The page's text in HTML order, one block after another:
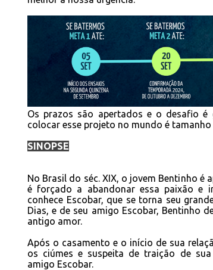
Os prazos são apertados e o desafio é
colocar esse projeto no mundo é
SINOPSE
No Brasil do séc. XIX, o jovem Bentinho é
é forçado a abandonar essa paixão e
conhece Escobar, que se torna seu
Dias, e de seu amigo Escobar, Bentinho
antigo amor.
Após o casamento e o início de sua
os ciúmes e suspeita de traição de
amigo Escobar.